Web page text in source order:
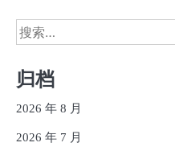
搜
索：
归档
2026 年 8 月
2026 年 7 月